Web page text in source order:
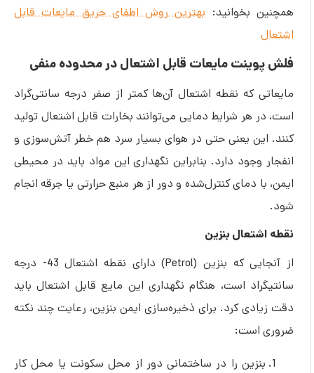
بخوانید: بهترین روش اطفای حریق مایعات قابل
مایعات قابل اشتعال در محدوده منفی
که نقطه اشتعال آن‌ها کمتر از صفر درجه سانتی‌گراد
هر شرایط دمایی می‌توانند بخارات قابل اشتعال تولید
یعنی حتی در هوای بسیار سرد هم خطر آتش‌سوزی و
وجود دارد. بنابراین نگهداری این مواد باید در محیطی
دمای کنترل‌شده و دور از هر منبع حرارتی یا جرقه انجام
بنزین
از آنجایی که بنزین (Petrol) دارای نقطه اشتعال 43- درجه
است، هنگام نگهداری این مایع قابل اشتعال باید
کرد. برای ذخیره‌سازی ایمن بنزین، رعایت چند نکته
است:
را در ساختمانی دور از محل سکونت یا محل کار